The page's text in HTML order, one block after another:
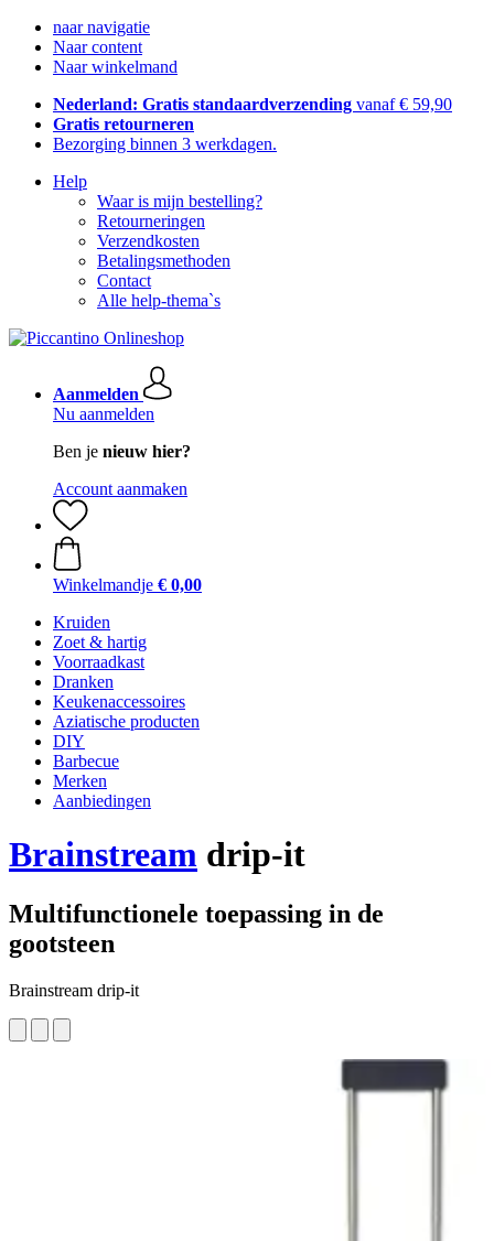
naar navigatie
Naar content
Naar winkelmand
Nederland: Gratis standaardverzending vanaf € 59,90
Gratis retourneren
Bezorging binnen 3 werkdagen.
Help
Waar is mijn bestelling?
Retourneringen
Verzendkosten
Betalingsmethoden
Contact
Alle help-thema`s
Aanmelden
Nu aanmelden
Ben je nieuw hier?
Account aanmaken
Winkelmandje € 0,00
Kruiden
Zoet & hartig
Voorraadkast
Dranken
Keukenaccessoires
Aziatische producten
DIY
Barbecue
Merken
Aanbiedingen
Brainstream drip-it
Multifunctionele toepassing in de
gootsteen
Brainstream drip-it